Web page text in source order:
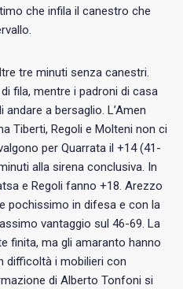
che infila il canestro che
tre minuti senza canestri.
fila, mentre i padroni di casa
a bersaglio. L’Amen
Tiberti, Regoli e Molteni non ci
per Quarrata il +14 (41-
alla sirena conclusiva. In
e Regoli fanno +18. Arezzo
pochissimo in difesa e con la
vantaggio sul 46-69. La
finita, ma gli amaranto hanno
difficoltà i mobilieri con
di Alberto Tonfoni si